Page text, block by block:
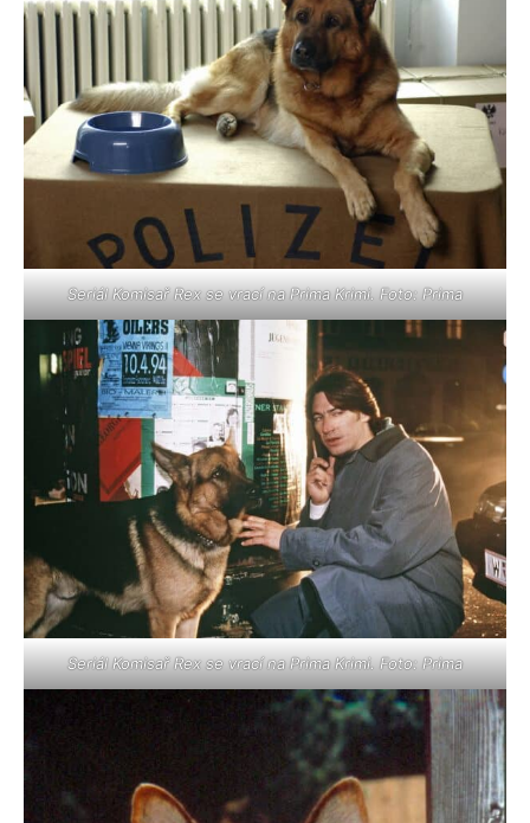
Seriál Komisař Rex se vrací na Prima Krimi. Foto: Prima
Seriál Komisař Rex se vrací na Prima Krimi. Foto: Prima